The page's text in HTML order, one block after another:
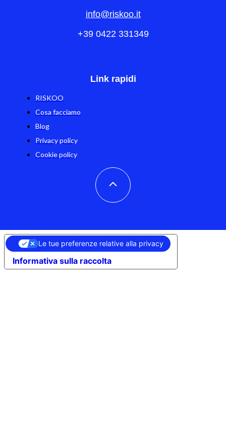
info@riskoo.it
+39 0422 331349
Link rapidi
RISKOO
Cosa facciamo
Blog
Privacy policy
Cookie policy
Informativa sulla raccolta
Le tue preferenze relative alla privacy